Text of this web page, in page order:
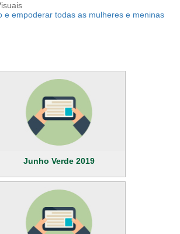
e empoderar todas as mulheres e meninas
Junho Verde 2019